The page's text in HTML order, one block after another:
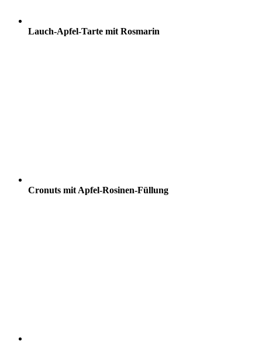
Lauch-Apfel-Tarte mit Rosmarin
Cronuts mit Apfel-Rosinen-Füllung